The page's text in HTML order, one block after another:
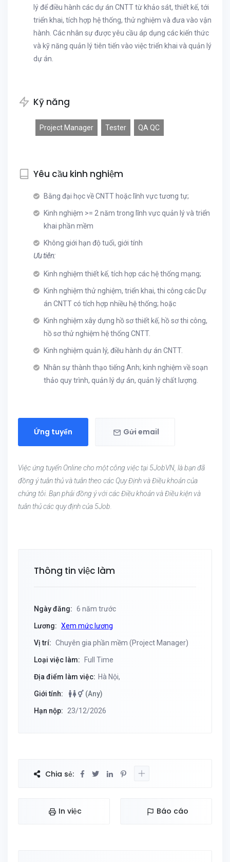
lý để điều hành các dự án CNTT từ khảo sát, thiết kế, tới
triển khai, tích hợp hệ thống, thử nghiệm và đưa vào vận
hành. Các nhân sự được yêu cầu áp dụng các kiến thức
và kỹ năng quản lý tiên tiến vào việc triển khai và quản lý
dự án.
Kỹ năng
Project Manager Tester QA QC
Yêu cầu kinh nghiệm
Bằng đại học về CNTT hoặc lĩnh vực tương tự;
Kinh nghiệm >= 2 năm trong lĩnh vực quản lý và triển
khai phần mềm
Không giới hạn độ tuổi, giới tính
Ưu tiên:
Kinh nghiệm thiết kế, tích hợp các hệ thống mạng;
Kinh nghiệm thử nghiệm, triển khai, thi công các Dự
án CNTT có tích hợp nhiều hệ thống; hoặc
Kinh nghiệm xây dựng hồ sơ thiết kế, hồ sơ thi công,
hồ sơ thử nghiệm hệ thống CNTT.
Kinh nghiệm quản lý, điều hành dự án CNTT.
Nhân sự thành thạo tiếng Anh; kinh nghiệm về soạn
thảo quy trình, quản lý dự án, quản lý chất lượng.
Ứng tuyển Gửi email
Việc ứng tuyển Online cho một công việc tại 5JobVN, là bạn đã
đồng ý tuân thủ và tuân theo các Quy Định và Điều khoản của
chúng tôi. Bạn phải đồng ý với các Điều khoản và Điều kiện và
tuân thủ các quy định của 5Job.
Thông tin việc làm
Ngày đăng: 6 năm trước
Lương: Xem mức lương
Vị trí: Chuyên gia phần mềm (Project Manager)
Loại việc làm: Full Time
Địa điểm làm việc: Hà Nội,
Giới tính: (Any)
Hạn nộp: 23/12/2026
Chia sẻ:
In việc Báo cáo